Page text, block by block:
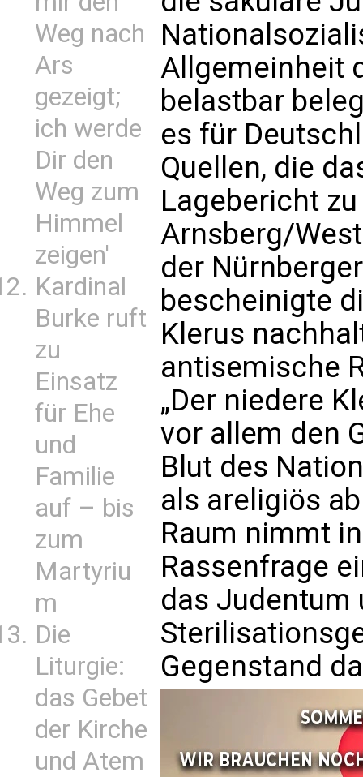
Weg nach
Ars
gezeigt;
ich werde
Dir den
Weg zum
Himmel
zeigen'
Kardinal
Burke ruft
zu
Einsatz
für Ehe
und
Familie
auf – bis
zum
Martyriu
m
Die
Liturgie:
das Gebet
der Kirche
und Atem
Allgemeinheit
belastbar
es für
Quellen, die
Lagebericht
Arnsberg/
der
bescheinigte
Klerus
antisemische
„Der niedere
vor allem den
Blut des
als areligiös
Raum nimmt
Rassenfrage
das Judentum
Gegenstand